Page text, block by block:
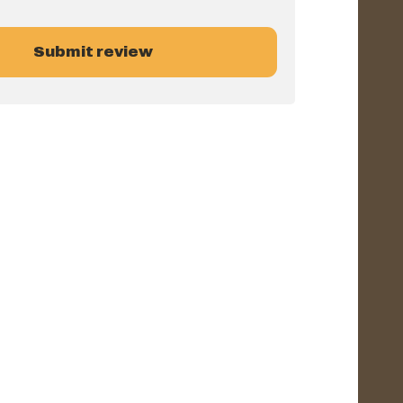
Submit review